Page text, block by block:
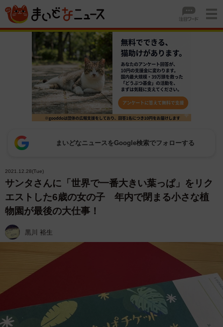
まいどなニュースをGoogle検索でフォローする
2021.12.28(Tue)
サンタさんに「世界で一番大きい葉っぱ」をリク
エストした6歳の女の子 年内で閉まる小さな植
物園が最後の大仕事！
黒川 裕生